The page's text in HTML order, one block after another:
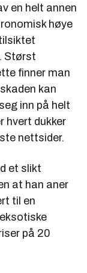
en helt annen
høye
Størst
finner man
kan
inn på helt
hvert dukker
nettsider.
et slikt
at han aner
til en
på 20